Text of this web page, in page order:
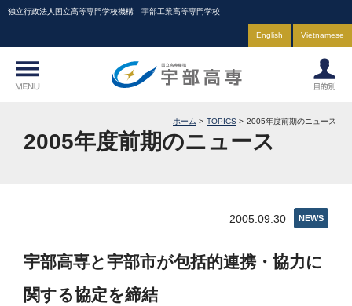
独立行政法人国立高等専門学校機構 宇部工業高等専門学校
English Vietnamese
ホーム TOPICS 2005年度前期のニュース
2005年度前期のニュース
NEWS
2005.09.30
宇部高専と宇部市が包括的連携・協力に
関する協定を締結